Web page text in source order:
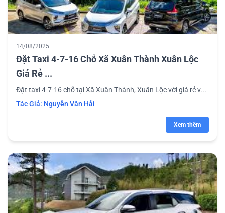
14/08/2025
Đặt Taxi 4-7-16 Chỗ Xã Xuân Thành Xuân Lộc
Giá Rẻ ...
Đặt taxi 4-7-16 chỗ tại Xã Xuân Thành, Xuân Lộc với giá rẻ v...
Tác Giả: Nguyễn Văn Hải
Xem thêm